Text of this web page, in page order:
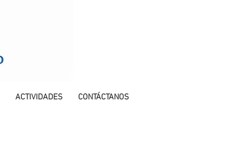
ACTIVIDADES CONTÁCTANOS